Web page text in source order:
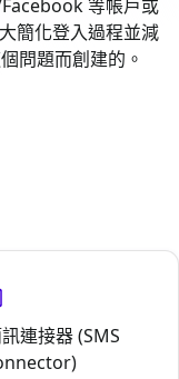
等帳戶或
簡化登入過程並減
問題而創建的。
連接器 (SMS